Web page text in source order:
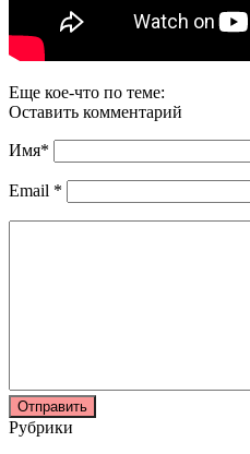
Еще кое-что по теме:
Оставить комментарий
Имя*
Email *
Рубрики